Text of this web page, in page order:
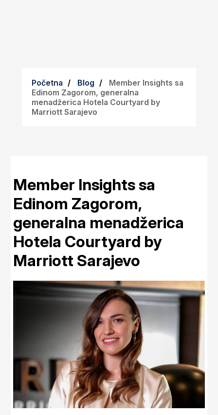
Početna Blog
Member Insights sa
Edinom Zagorom, generalna
menadžerica Hotela Courtyard by
Marriott Sarajevo
Member Insights sa
Edinom Zagorom,
generalna menadžerica
Hotela Courtyard by
Marriott Sarajevo